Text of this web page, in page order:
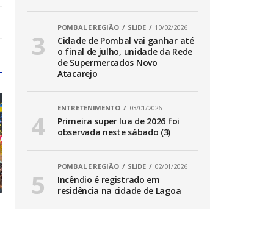
POMBAL E REGIÃO SLIDE 10/02/2026
Cidade de Pombal vai ganhar até
o final de julho, unidade da Rede
de Supermercados Novo
Atacarejo
ENTRETENIMENTO 03/01/2026
Primeira super lua de 2026 foi
observada neste sábado (3)
POMBAL E REGIÃO SLIDE 02/01/2026
Incêndio é registrado em
residência na cidade de Lagoa